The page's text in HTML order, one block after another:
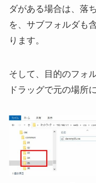
ダがある場合は、落
を、サブフォルダも
ります。
そして、目的のフォ
ドラッグで元の場所